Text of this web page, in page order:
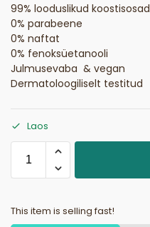
99% looduslikud koostisosad
0% parabeene
0% naftat
0% fenoksüetanooli
Julmusevaba & vegan
Dermatoloogiliselt testitud
Laos
This item is selling fast!